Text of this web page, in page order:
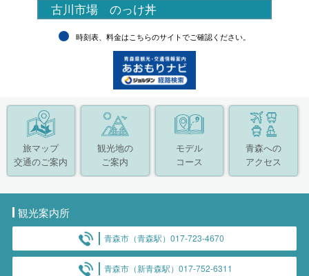
古川市場 のっけ丼
時刻表、料金はこちらのサイトでご確認ください。
旅マップ
交通のご案内
観光地の
ご案内
モデル
コース
青森への
アクセス
観光案内所
青森市（青森駅）017-723-4670
青森市（新青森駅）017-752-6311